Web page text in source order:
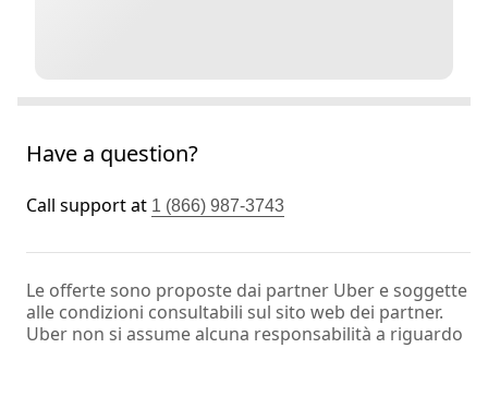
Have a question?
Call support at 1 (866) 987-3743
Le offerte sono proposte dai partner Uber e soggette
alle condizioni consultabili sul sito web dei partner.
Uber non si assume alcuna responsabilità a riguardo